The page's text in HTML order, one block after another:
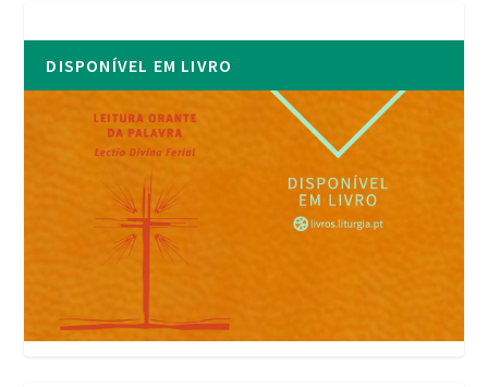
DISPONÍVEL EM LIVRO